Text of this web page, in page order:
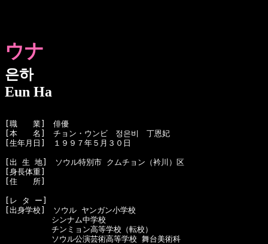
ウナ
은하
Eun Ha
[職　　業]　俳優
[本　　名]　チョン・ウンビ　정은비　丁恩妃
[生年月日]　１９９７年５月３０日
[出 生 地]　ソウル特別市 クムチョン（衿川）区
[身長体重]
[住　　所]
[レ タ ー]
[出身学校]　ソウル ヤンガン小学校
シンナム中学校
チンミョン高等学校（転校）
ソウル公演芸術高等学校 舞台美術科